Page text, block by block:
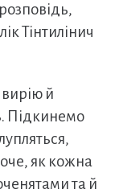
Тінтилінич
й
Підкинемо
як кожна
та й